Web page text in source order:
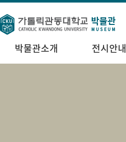
박물관소개 전시안내